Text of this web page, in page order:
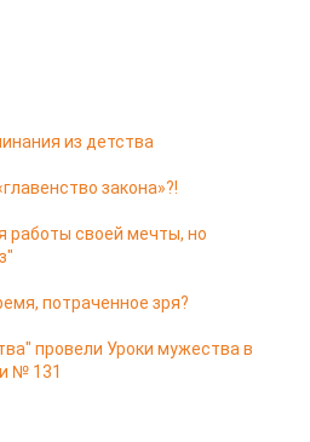
из детства
закона»?!
работы своей мечты, но
потраченное зря?
провели Уроки мужества в
№ 131